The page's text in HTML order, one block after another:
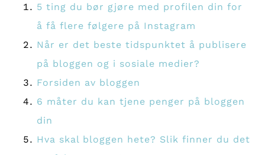
5 ting du bør gjøre med profilen din for
å få flere følgere på Instagram
Når er det beste tidspunktet å publisere
på bloggen og i sosiale medier?
Forsiden av bloggen
6 måter du kan tjene penger på bloggen
din
Hva skal bloggen hete? Slik finner du det